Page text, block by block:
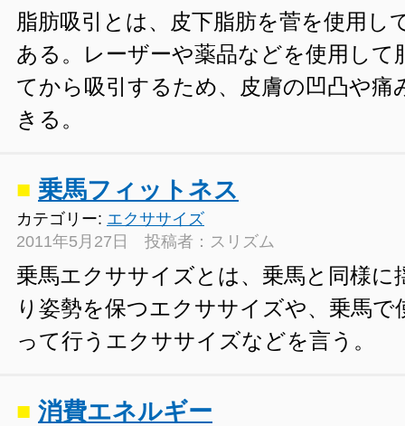
脂肪吸引とは、皮下脂肪を菅を使用し
ある。レーザーや薬品などを使用して
てから吸引するため、皮膚の凹凸や痛
きる。
■ 乗馬フィットネス
カテゴリー: エクササイズ
2011年5月27日 投稿者：スリズム
乗馬エクササイズとは、乗馬と同様に
り姿勢を保つエクササイズや、乗馬で
って行うエクササイズなどを言う。
■ 消費エネルギー